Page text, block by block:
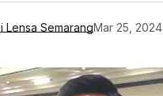
Lensa SemarangMar 25, 2024